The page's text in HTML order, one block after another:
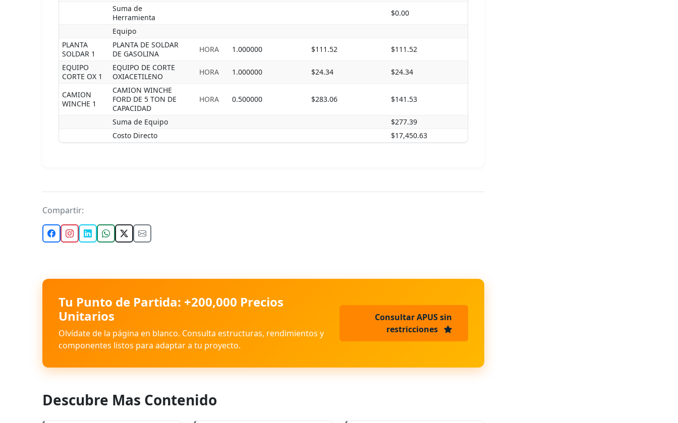
Suma de
Herramienta
$0.00
Equipo
PLANTA
SOLDAR 1
PLANTA DE SOLDAR
DE GASOLINA
HORA 1.000000 $111.52
$111.52
EQUIPO
CORTE OX 1
EQUIPO DE CORTE
OXIACETILENO
HORA 1.000000 $24.34 $24.34
CAMION
WINCHE 1
CAMION WINCHE
FORD DE 5 TON DE
CAPACIDAD
HORA 0.500000 $283.06 $141.53
Suma de Equipo
$277.39
Costo Directo
$17,450.63
Compartir:
Tu Punto de Partida: +200,000 Precios
Unitarios
Olvídate de la página en blanco. Consulta estructuras, rendimientos y
componentes listos para adaptar a tu proyecto.
Consultar APUS sin
restricciones
Descubre Mas Contenido